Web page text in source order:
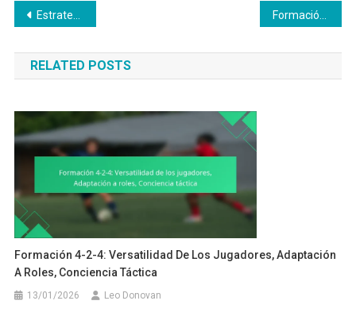
Post
navigation
Estrategias de Formación 4-2-4: Técnicas de espaciado, Manejo del ancho, Estrategias de sobrecarga
RELATED POSTS
Formación 4-2-4: Versatilidad De Los Jugadores, Adaptación
A Roles, Conciencia Táctica
13/01/2026 Leo Donovan